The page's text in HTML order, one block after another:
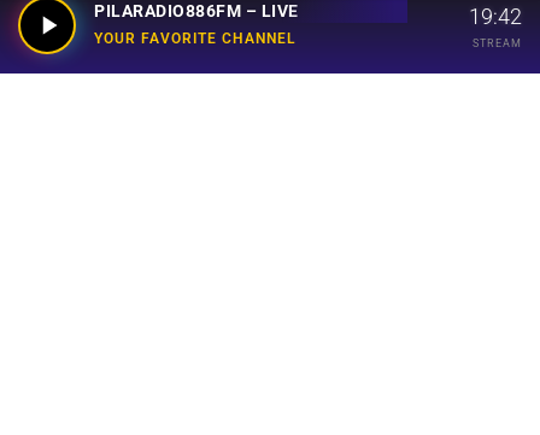
PILARADIO886FM – LIVE
YOUR FAVORITE CHANNEL
19:42
STREAM